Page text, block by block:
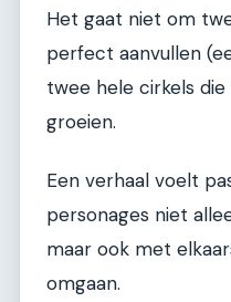
Het gaat niet om
perfect aanvullen
twee hele cirkels
groeien.
Een verhaal voelt
personages niet
maar ook met
omgaan.